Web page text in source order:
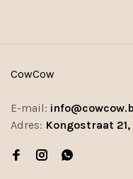
CowCow
E-mail:
Adres: Kongostraat